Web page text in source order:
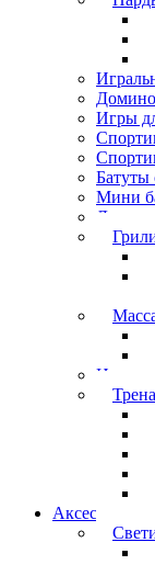
Домино
Игры
Батуты
Мини
Дартс
Аксессуары